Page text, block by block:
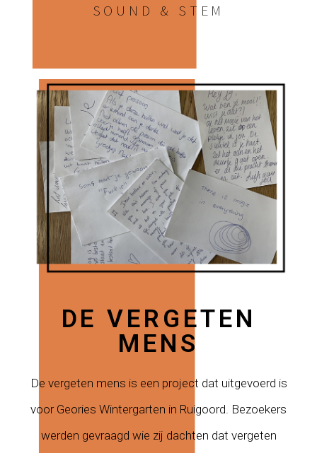
SOUND & STEM
DE VERGETEN
MENS
De vergeten mens is een project dat uitgevoerd is
voor Geories Wintergarten in Ruigoord. Bezoekers
werden gevraagd wie zij dachten dat vergeten